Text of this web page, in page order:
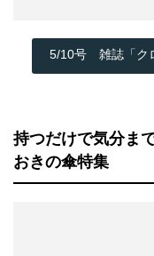
5/10号 雑誌「ク
持つだけで気分ま
おきの傘特集